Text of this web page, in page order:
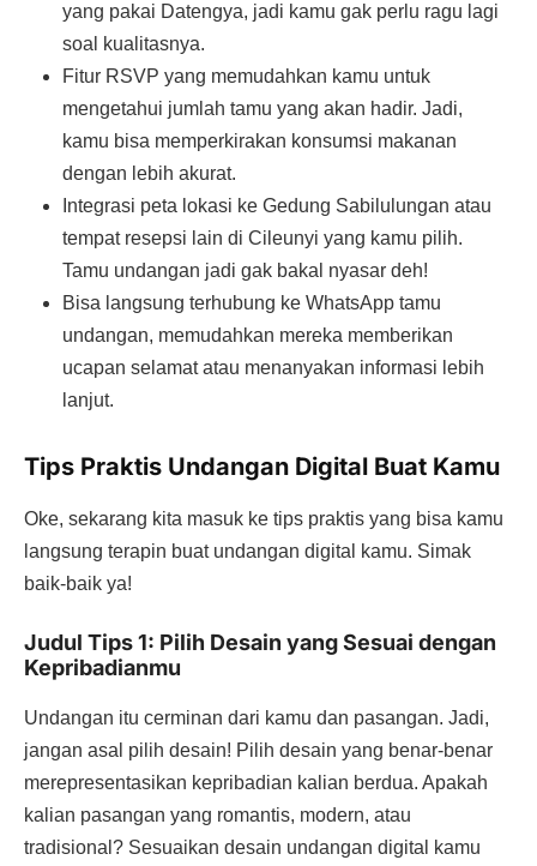
yang pakai Datengya, jadi kamu gak perlu ragu lagi
soal kualitasnya.
Fitur RSVP yang memudahkan kamu untuk
mengetahui jumlah tamu yang akan hadir. Jadi,
kamu bisa memperkirakan konsumsi makanan
dengan lebih akurat.
Integrasi peta lokasi ke Gedung Sabilulungan atau
tempat resepsi lain di Cileunyi yang kamu pilih.
Tamu undangan jadi gak bakal nyasar deh!
Bisa langsung terhubung ke WhatsApp tamu
undangan, memudahkan mereka memberikan
ucapan selamat atau menanyakan informasi lebih
lanjut.
Tips Praktis Undangan Digital Buat Kamu
Oke, sekarang kita masuk ke tips praktis yang bisa kamu
langsung terapin buat undangan digital kamu. Simak
baik-baik ya!
Judul Tips 1: Pilih Desain yang Sesuai dengan
Kepribadianmu
Undangan itu cerminan dari kamu dan pasangan. Jadi,
jangan asal pilih desain! Pilih desain yang benar-benar
merepresentasikan kepribadian kalian berdua. Apakah
kalian pasangan yang romantis, modern, atau
tradisional? Sesuaikan desain undangan digital kamu